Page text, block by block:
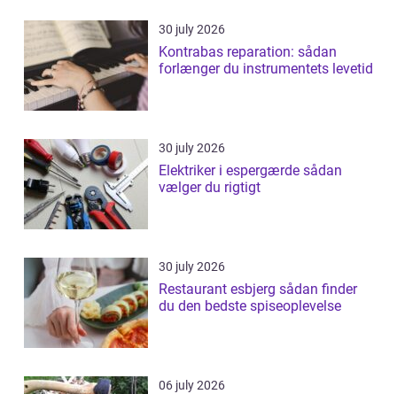
30 july 2026
Kontrabas reparation: sådan
forlænger du instrumentets levetid
30 july 2026
Elektriker i espergærde sådan
vælger du rigtigt
30 july 2026
Restaurant esbjerg sådan finder
du den bedste spiseoplevelse
06 july 2026